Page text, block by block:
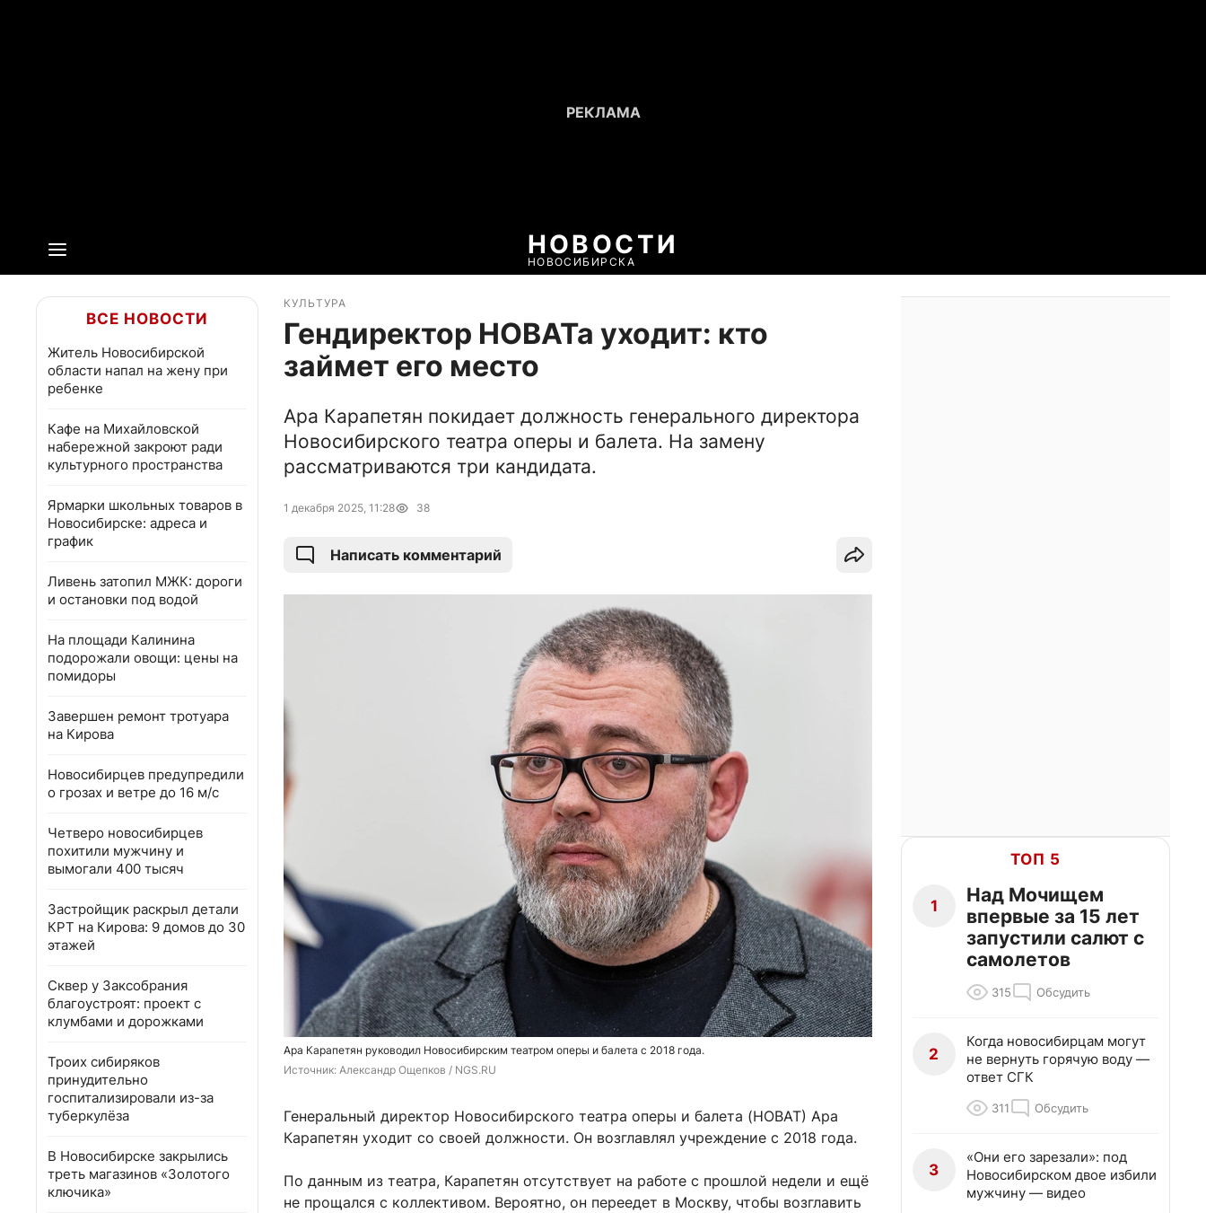
НОВОСТИ
НОВОСИБИРСКА
ВСЕ НОВОСТИ
Житель Новосибирской
области напал на жену при
ребенке
Кафе на Михайловской
набережной закроют ради
культурного пространства
Ярмарки школьных товаров в
Новосибирске: адреса и
график
Ливень затопил МЖК: дороги
и остановки под водой
На площади Калинина
подорожали овощи: цены на
помидоры
Завершен ремонт тротуара
на Кирова
Новосибирцев предупредили
о грозах и ветре до 16 м/с
Четверо новосибирцев
похитили мужчину и
вымогали 400 тысяч
Застройщик раскрыл детали
КРТ на Кирова: 9 домов до 30
этажей
Сквер у Заксобрания
благоустроят: проект с
клумбами и дорожками
Троих сибиряков
принудительно
госпитализировали из-за
туберкулёза
В Новосибирске закрылись
треть магазинов «Золотого
ключика»
КУЛЬТУРА
Гендиректор НОВАТа уходит: кто
займет его место
Ара Карапетян покидает должность генерального директора
Новосибирского театра оперы и балета. На замену
рассматриваются три кандидата.
1 декабря 2025, 11:28 38
Написать комментарий
Ара Карапетян руководил Новосибирским театром оперы и балета с 2018 года.
Источник: Александр Ощепков / NGS.RU
Генеральный директор Новосибирского театра оперы и балета (НОВАТ) Ара
Карапетян уходит со своей должности. Он возглавлял учреждение с 2018 года.
По данным из театра, Карапетян отсутствует на работе с прошлой недели и ещё
не прощался с коллективом. Вероятно, он переедет в Москву, чтобы возглавить
ТОП 5
1
Над Мочищем
впервые за 15 лет
запустили салют с
самолетов
315 Обсудить
2
Когда новосибирцам могут
не вернуть горячую воду —
ответ СГК
311 Обсудить
3
«Они его зарезали»: под
Новосибирском двое избили
мужчину — видео